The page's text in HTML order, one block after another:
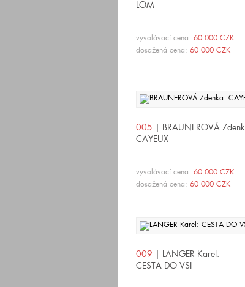
LOM
vyvolávací cena: 60 000 CZK
dosažená cena: 60 000 CZK
005 | BRAUNEROVÁ
CAYEUX
vyvolávací cena: 60 000 CZK
dosažená cena: 60 000 CZK
009 | LANGER Karel:
CESTA DO VSI